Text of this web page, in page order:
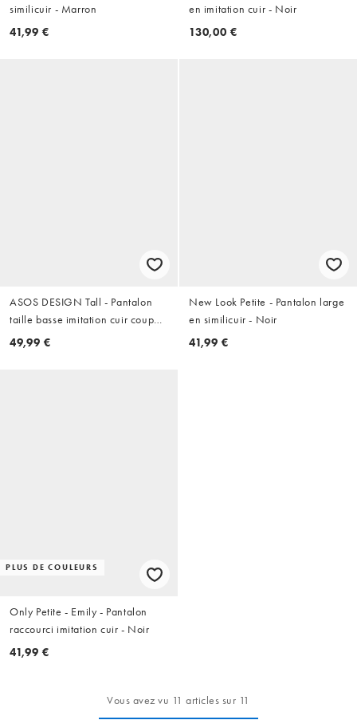
similicuir - Marron
41,99 €
en imitation cuir - Noir
130,00 €
ASOS DESIGN Tall - Pantalon
taille basse imitation cuir coupe
masculine - Vert
49,99 €
New Look Petite - Pantalon large
en similicuir - Noir
41,99 €
PLUS DE COULEURS
Only Petite - Emily - Pantalon
raccourci imitation cuir - Noir
41,99 €
Vous avez vu 11 articles sur 11